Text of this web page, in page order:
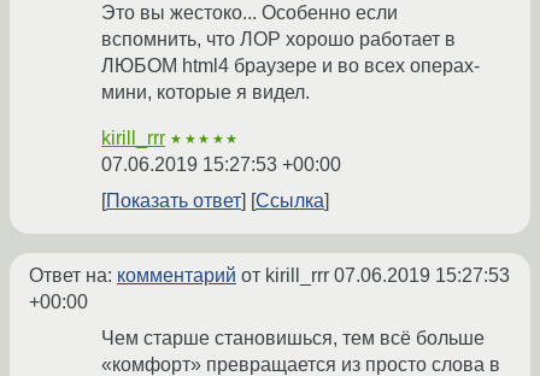
Это вы жестоко... Особенно если
вспомнить, что ЛОР хорошо работает в
ЛЮБОМ html4 браузере и во всех операх-
мини, которые я видел.
kirill_rrr ★★★★★
07.06.2019 15:27:53 +00:00
Показать ответ
Ссылка
Ответ на: комментарий от kirill_rrr 07.06.2019 15:27:53
+00:00
Чем старше становишься, тем всё больше
«комфорт» превращается из просто слова в